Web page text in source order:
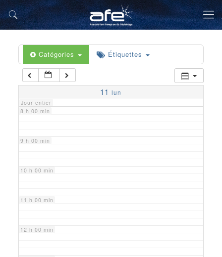
Catégories Étiquettes
11 lun
Jour entier
5 h 00 min
6 h 00 min
7 h 00 min
8 h 00 min
9 h 00 min
10 h 00 min
11 h 00 min
12 h 00 min